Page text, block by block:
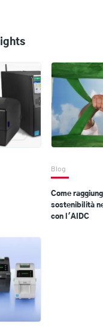
Blog
Come
sostenibilità
con l'AIDC